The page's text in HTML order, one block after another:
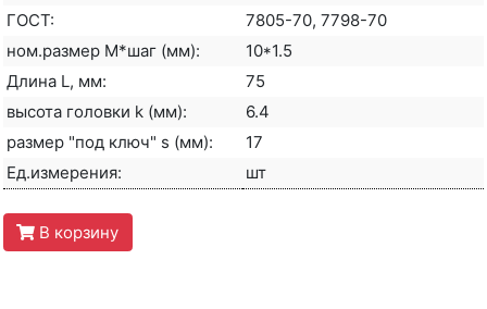
ГОСТ:
7805-70, 7798-70
ном.размер М*шаг (мм):
10*1.5
Длина L, мм:
75
высота головки k (мм):
6.4
размер "под ключ" s (мм):
17
Ед.измерения:
шт
В корзину